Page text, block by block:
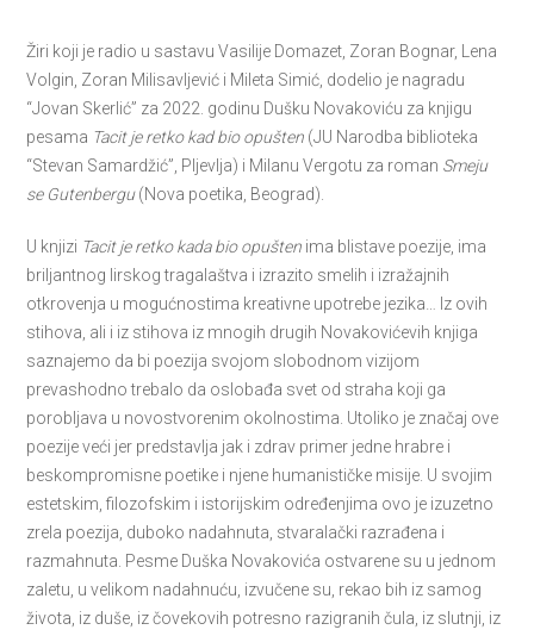
Žiri koji je radio u sastavu Vasilije Domazet, Zoran Bognar, Lena
Volgin, Zoran Milisavljević i Mileta Simić, dodelio je nagradu
“Jovan Skerlić” za 2022. godinu Dušku Novakoviću za knjigu
pesama Tacit je retko kad bio opušten (JU Narodba biblioteka
“Stevan Samardžić”, Pljevlja) i Milanu Vergotu za roman Smeju
se Gutenbergu(Nova poetika, Beograd).
U knjizi Tacit je retko kada bio opušten ima blistave poezije, ima
briljantnog lirskog tragalaštva i izrazito smelih i izražajnih
otkrovenja u mogućnostima kreativne upotrebe jezika… Iz ovih
stihova, ali i iz stihova iz mnogih drugih Novakovićevih knjiga
saznajemo da bi poezija svojom slobodnom vizijom
prevashodno trebalo da oslobađa svet od straha koji ga
porobljava u novostvorenim okolnostima. Utoliko je značaj ove
poezije veći jer predstavlja jak i zdrav primer jedne hrabre i
beskompromisne poetike i njene humanističke misije. U svojim
estetskim, filozofskim i istorijskim određenjima ovo je izuzetno
zrela poezija, duboko nadahnuta, stvaralački razrađena i
razmahnuta. Pesme Duška Novakovića ostvarene su u jednom
zaletu, u velikom nadahnuću, izvučene su, rekao bih iz samog
života, iz duše, iz čovekovih potresno razigranih čula, iz slutnji, iz